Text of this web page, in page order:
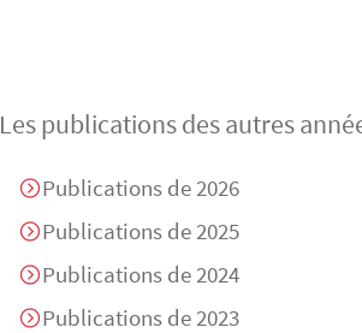
Les publications des autres
Publications de 2026
Publications de 2025
Publications de 2024
Publications de 2023